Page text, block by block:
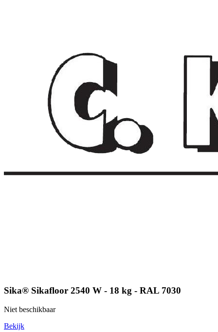
Sika® Sikafloor 2540 W - 18 kg - RAL 7030
Niet beschikbaar
Bekijk